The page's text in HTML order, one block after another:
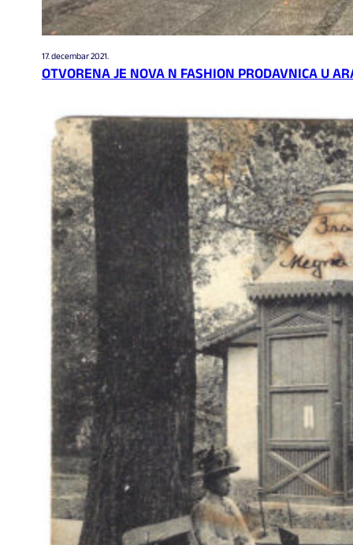
17. decembar 2021.
OTVORENA JE NOVA N FASHION PRODAVNICA U